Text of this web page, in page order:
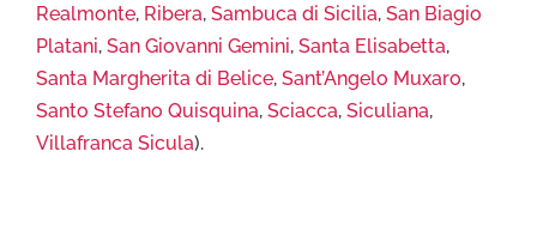
Realmonte, Ribera, Sambuca di Sicilia, San Biagio
Platani, San Giovanni Gemini, Santa Elisabetta,
Santa Margherita di Belice, Sant’Angelo Muxaro,
Santo Stefano Quisquina, Sciacca, Siculiana,
Villafranca Sicula).